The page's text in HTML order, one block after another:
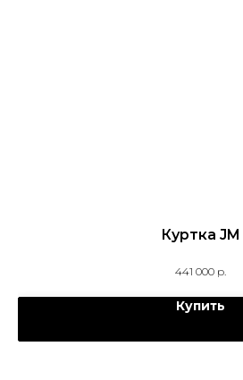
Куртка JM
441 000 р.
Купить